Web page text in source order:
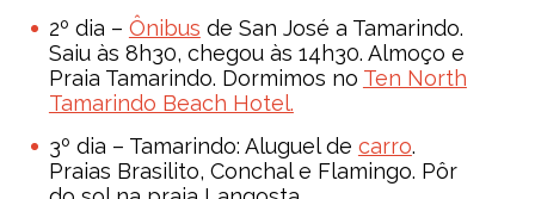
2º dia – Ônibus de San José a Tamarindo.
Saiu às 8h30, chegou às 14h30. Almoço e
Praia Tamarindo. Dormimos no Ten North
Tamarindo Beach Hotel.
3º dia – Tamarindo: Aluguel de carro.
Praias Brasilito, Conchal e Flamingo. Pôr